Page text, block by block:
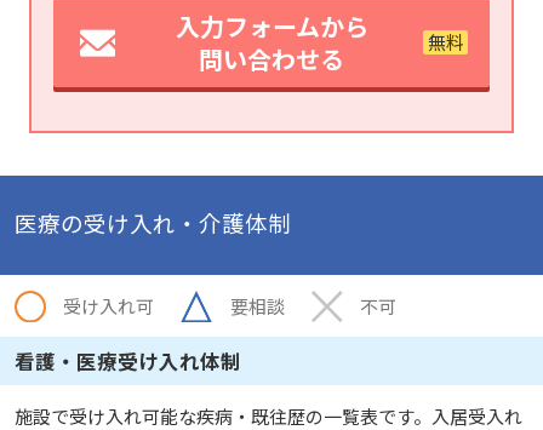
入力フォームから
問い合わせる
医療の受け入れ・介護体制
受け入れ可 要相談 不可
看護・医療受け入れ体制
施設で受け入れ可能な疾病・既往歴の一覧表です。入居受入れ